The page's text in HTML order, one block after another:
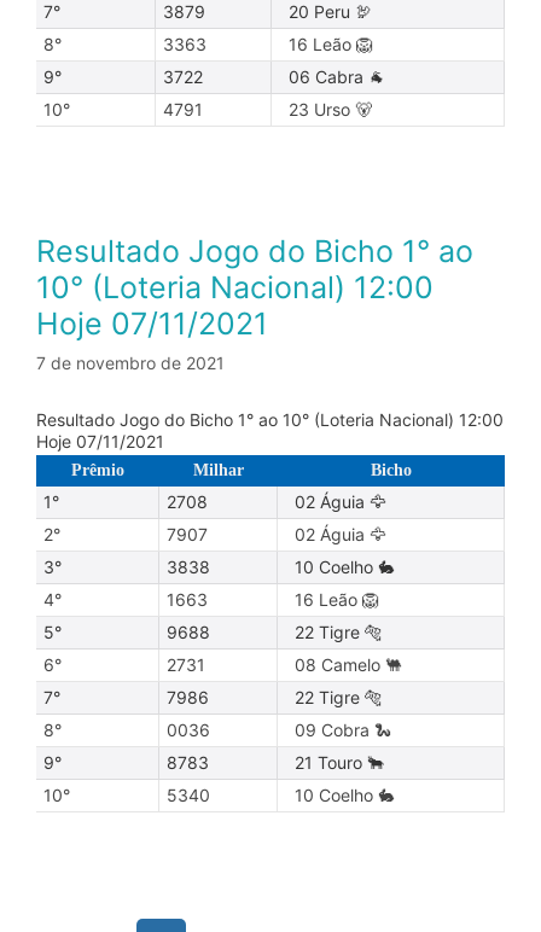
7°
3879
20 Peru 🦃
8°
3363
16 Leão 🦁
9°
3722
06 Cabra 🐐
10°
4791 23 Urso 🐻
Resultado Jogo do Bicho 1° ao
10° (Loteria Nacional) 12:00
Hoje 07/11/2021
7 de novembro de 2021
Resultado Jogo do Bicho 1° ao 10° (Loteria Nacional) 12:00
Hoje 07/11/2021
Prêmio Milhar Bicho
1° 2708
02 Águia 🦅
2°
7907
02 Águia 🦅
3°
3838
10 Coelho 🐇
4°
1663
16 Leão 🦁
5°
9688
22 Tigre 🐅
6°
2731
08 Camelo 🐫
7°
7986
22 Tigre 🐅
8°
0036
09 Cobra 🐍
9°
8783
21 Touro 🐂
10°
5340 10 Coelho 🐇